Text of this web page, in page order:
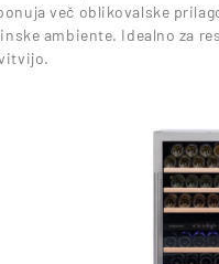
več oblikovalske
ambiente. Idealno za